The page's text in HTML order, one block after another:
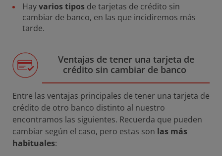
Hayvarios tipos de tarjetas de crédito sin
cambiar de banco, en las que incidiremos más
tarde.
Ventajas de tener una tarjeta de
crédito sin cambiar de banco
Entre las ventajas principales de tener una tarjeta de
crédito de otro banco distinto al nuestro
encontramos las siguientes. Recuerda que pueden
cambiar según el caso, pero estas son las más
habituales: